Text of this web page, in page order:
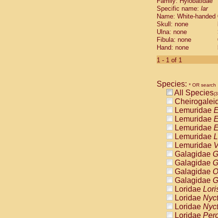
Cebidae
Cebidae
Cebidae
Cebidae
Cebidae
Cebidae
Cebidae
Cebidae
Cebidae
Cebidae
Cebidae
Cebidae
Cebidae
Atelidae
Atelidae
Atelidae
Atelidae
Atelidae
Atelidae
Atelidae
Atelidae
Atelidae
Atelidae
Pitheciidae
Specific name: lar
Name: White-handed
Skull: none
Ulna: none
Fibula: none
Hand: none
1 - 1 of 1
Species: * OR search
All Species
Lemuridae
Lemuridae
Lemuridae
Lemuridae
Lemuridae
Galagidae
Galagidae
Galagidae
Galagidae
Loridae
Loridae
Loridae
Loridae